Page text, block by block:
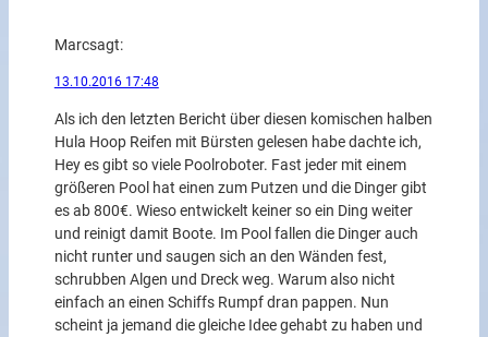
Marcsagt:
13.10.2016 17:48
Als ich den letzten Bericht über diesen komischen halben
Hula Hoop Reifen mit Bürsten gelesen habe dachte ich,
Hey es gibt so viele Poolroboter. Fast jeder mit einem
größeren Pool hat einen zum Putzen und die Dinger gibt
es ab 800€. Wieso entwickelt keiner so ein Ding weiter
und reinigt damit Boote. Im Pool fallen die Dinger auch
nicht runter und saugen sich an den Wänden fest,
schrubben Algen und Dreck weg. Warum also nicht
einfach an einen Schiffs Rumpf dran pappen. Nun
scheint ja jemand die gleiche Idee gehabt zu haben und